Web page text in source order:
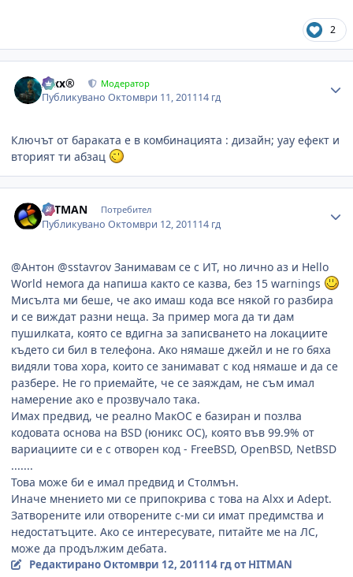
2
Alxx® Модератор
ПубликуваноОктомври 11, 201114 гд
Ключът от бараката е в комбинацията : дизайн; уау ефект и
вторият ти абзац
HITMAN Потребител
ПубликуваноОктомври 12, 201114 гд
@Антон @sstavrov Занимавам се с ИТ, но лично аз и Hello
World немога да напиша както се казва, без 15 warnings
Мисълта ми беше, че ако имаш кода все някой го разбира
и се виждат разни неща. За пример мога да ти дам
пушилката, която се вдигна за записването на локациите
където си бил в телефона. Ако нямаше джейл и не го бяха
видяли това хора, които се занимават с код нямаше и да се
разбере. Не го приемайте, че се заяждам, не съм имал
намерение ако е прозвучало така.
Имах предвид, че реално МакОС e базиран и позлва
кодовата основа на BSD (юникс ОС), която във 99.9% от
вариациите си е с отворен код - FreeBSD, OpenBSD, NetBSD
.......
Toва може би е имал предвид и Столмън.
Иначе мнението ми се припокрива с това на Alxx и Adept.
Затворените или отворените с-ми си имат предимства и
недостатъците. Ако се интересувате, питайте ме на ЛС,
може да продължим дебата.
РедактираноОктомври 12, 201114 гдот HITMAN